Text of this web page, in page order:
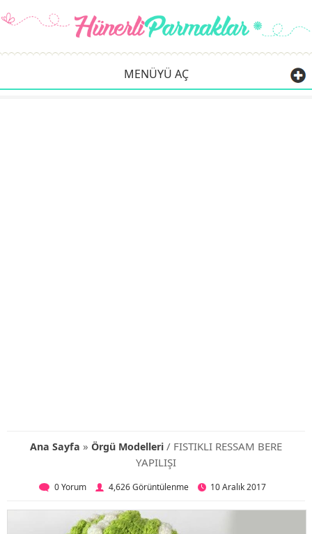
MENÜYÜ AÇ
Ana Sayfa » Örgü Modelleri / FISTIKLI RESSAM BERE
YAPILIŞI
0 Yorum 4,626 Görüntülenme 10 Aralık 2017